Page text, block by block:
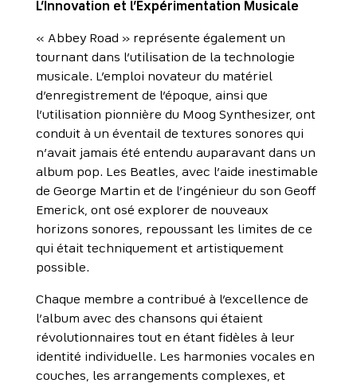
L’Innovation et l’Expérimentation Musicale
« Abbey Road » représente également un
tournant dans l’utilisation de la technologie
musicale. L’emploi novateur du matériel
d’enregistrement de l’époque, ainsi que
l’utilisation pionnière du Moog Synthesizer, ont
conduit à un éventail de textures sonores qui
n’avait jamais été entendu auparavant dans un
album pop. Les Beatles, avec l’aide inestimable
de George Martin et de l’ingénieur du son Geoff
Emerick, ont osé explorer de nouveaux
horizons sonores, repoussant les limites de ce
qui était techniquement et artistiquement
possible.
Chaque membre a contribué à l’excellence de
l’album avec des chansons qui étaient
révolutionnaires tout en étant fidèles à leur
identité individuelle. Les harmonies vocales en
couches, les arrangements complexes, et